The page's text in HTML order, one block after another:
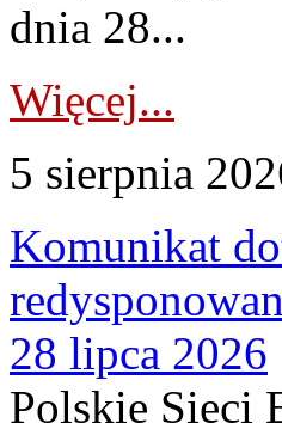
dnia 28...
Więcej...
5 sierpnia
Komunikat
28 lipca 2026
Polskie Sieci